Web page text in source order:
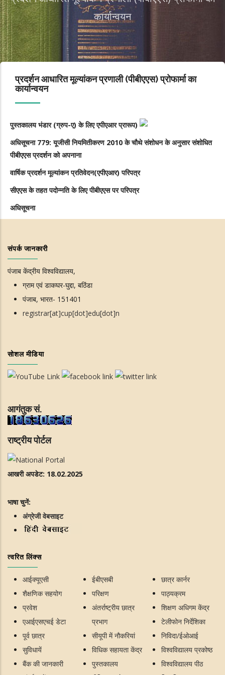
कार्यान्वयन
प्रदर्शन आधारित मूल्यांकन प्रणाली (पीबीएएस) प्रोफार्मा का
कार्यान्वयन
पुस्तकालय भंडार (ग्रुप-ए) के लिए एपीएआर प्रारूप)
अधिसूचना 779: यूजीसी नियमितीकरण 2010 के चौथे संशोधन के अनुसार संशोधित
पीबीएएस प्रदर्शन को अपनाना
वार्षिक प्रदर्शन मूल्यांकन प्रतिवेदन(एपीएआर) परिपत्र
सीएएस के तहत पदोन्नति के लिए पीबीएएस पर परिपत्र
अधिसूचना
संपर्क जानकारी
पंजाब केंद्रीय विश्वविद्यालय,
ग्राम एवं डाकघर-घुद्दा, बठिंडा
पंजाब, भारत- 151401
registrar[at]cup[dot]edu[dot]n
सोशल मीडिया
आगंतुक सं.
राष्ट्रीय पोर्टल
आखरी अपडेट: 18.02.2025
भाषा चुनें:
अंग्रेजी वेबसाइट
त्वरित लिंक्स
आईक्यूएसी
शैक्षणिक सहयोग
प्रवेश
एआईएसएचई डेटा
पूर्व छात्र
सुविधायें
बैंक की जानकारी
ईबीएसबी
परिक्षण
अंतर्राष्ट्रीय छात्र
प्रभाग
सीयूपी में नौकरियां
विधिक सहायता केंद्र
पुस्तकालय
छात्र कार्नर
पाठ्यक्रम
शिक्षण अधिगम केंद्र
टेलीफोन निर्देशिका
निविदा/ईओआई
विश्वविद्यालय प्रकोष्ठ
विश्वविद्यालय पीठ